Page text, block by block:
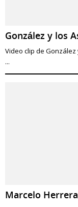
González y los
Video clip de
...
Marcelo